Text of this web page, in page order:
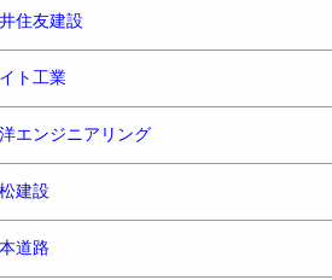
住友建設
ト工業
エンジニアリング
建設
道路